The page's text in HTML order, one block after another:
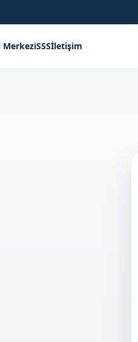
MerkeziSSSİletişim